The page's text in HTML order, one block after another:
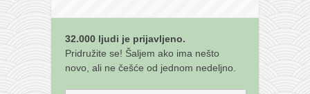
moja priča
fotke
kontakt
32.000 ljudi je prijavljeno.
Pridružite se! Šaljem ako ima nešto
novo, ali ne češće od jednom nedeljno.